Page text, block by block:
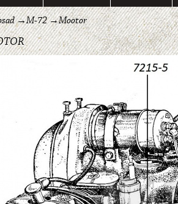
→M-72→Mootor